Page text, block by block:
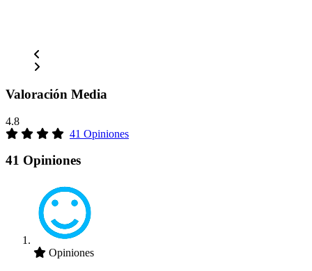
Valoración Media
4.8
41 Opiniones
41 Opiniones
Opiniones